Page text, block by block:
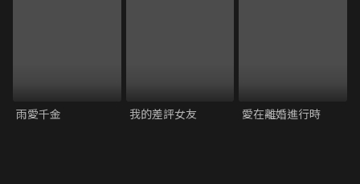
雨愛千金 我的差評女友 愛在離婚進行時